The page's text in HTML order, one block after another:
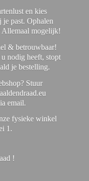
en kies
past. Ophalen
Allemaal mogelijk!
& betrouwbaar!
nodig heeft, stopt
je bestelling.
Stuur
email.
fysieke winkel
1.
!